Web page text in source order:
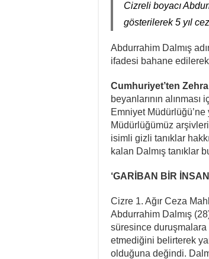
Lenin:
II.
Cizreli boyacı
gösterilerek 5 yıl
Abdurrahim Dalmış
ifadesi bahane edilerek
Cumhuriyet’ten
beyanlarının
Emniyet Müdürlüğü’ne
Müdürlüğümüz
isimli gizli tanıklar
kalan Dalmış tanıklar
‘GARİBAN BİR
Cizre 1. Ağır Ceza
Abdurrahim Dalmış
süresince duruşmalara
etmediğini belirterek
olduğuna değindi.